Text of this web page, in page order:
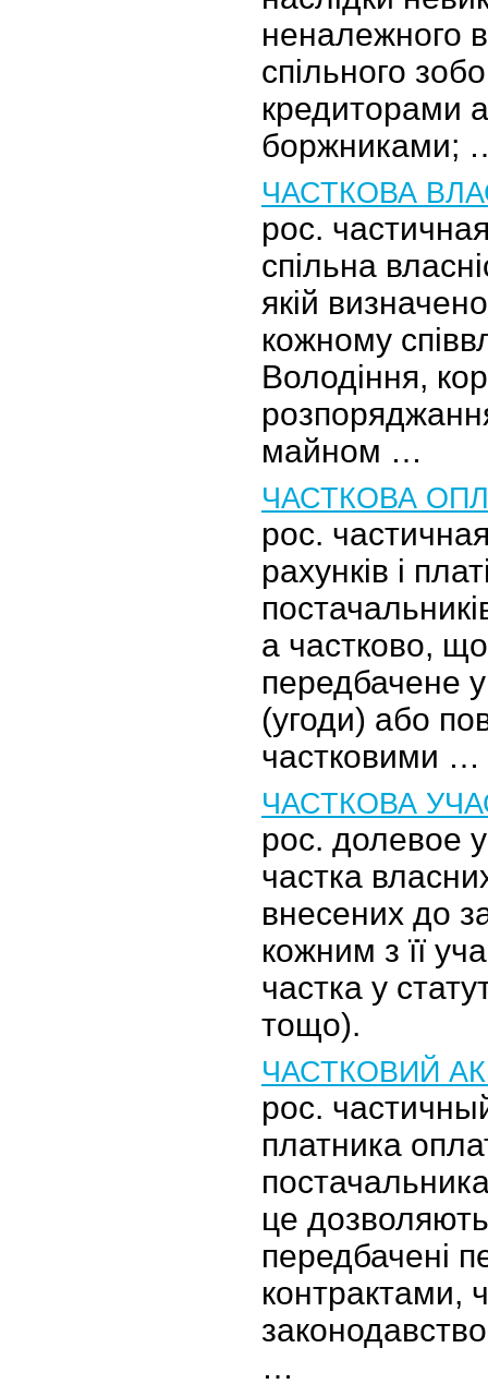
неналежного
спільного
кредиторами
боржниками;
ЧАСТКОВА
рос.
спільна
якій
кожному
Володіння,
майном …
ЧАСТКОВА
рос.
рахунків і
а частково,
передбачене
(угоди) або
частковими …
ЧАСТКОВА
рос. долевое
частка
внесених до
кожним з її
частка у
тощо).
ЧАСТКОВИЙ
рос.
платника
це
передбачені
контрактами,
…